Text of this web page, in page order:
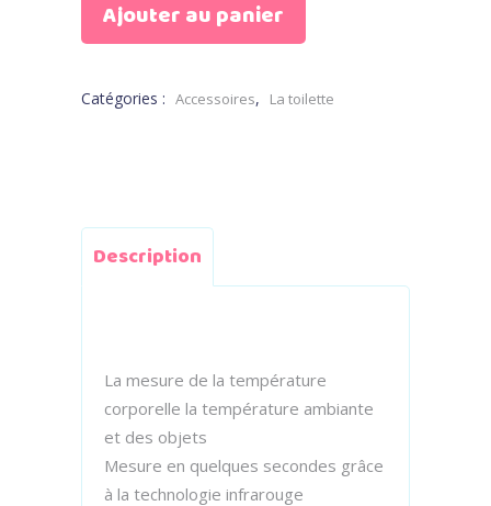
Ajouter au panier
Catégories : Accessoires, La toilette
Description
La mesure de la température
corporelle la température ambiante
et des objets
Mesure en quelques secondes grâce
à la technologie infrarouge